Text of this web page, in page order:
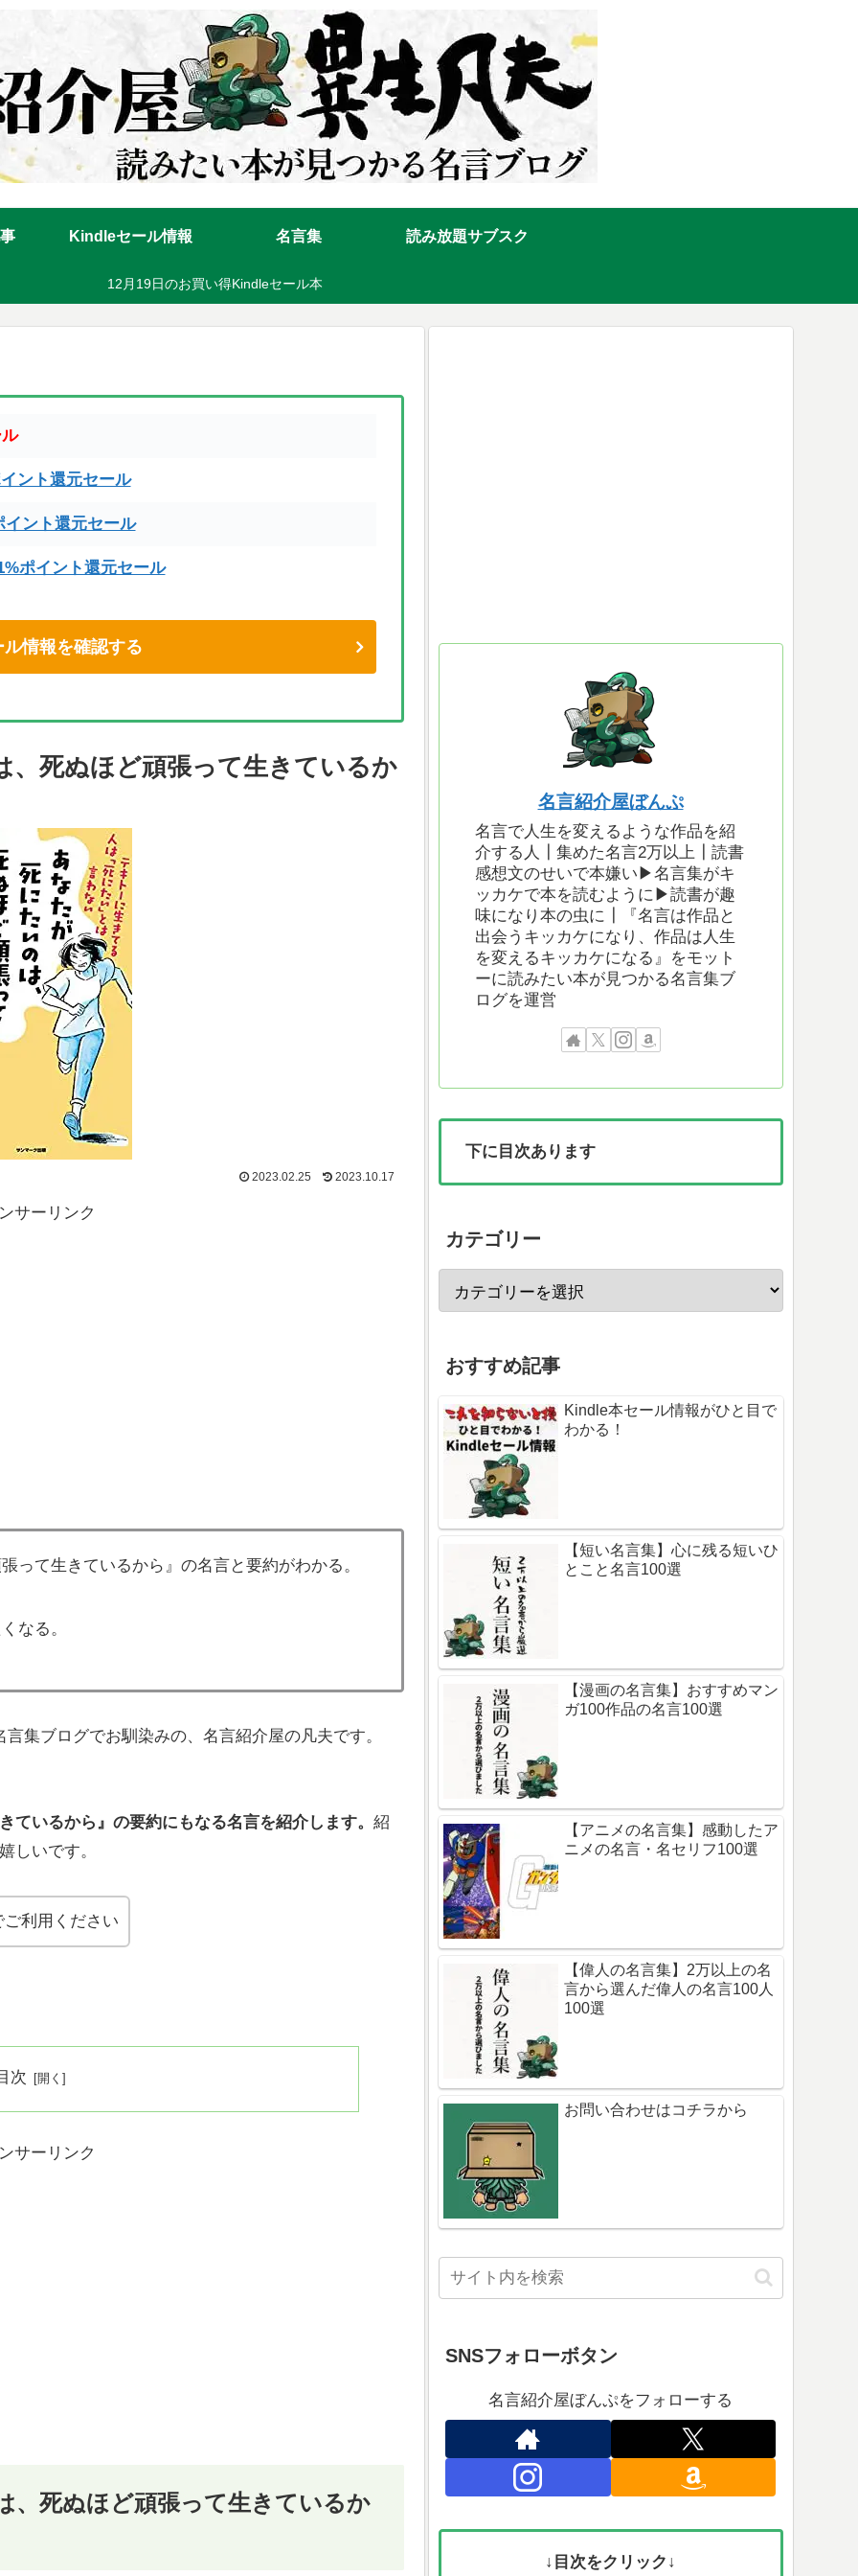
Kindleセール情報 名言集 読み放題サブスク
12月19日のお買い得Kindleセール本
ント還元セール
ント還元セール
ポイント還元セール
情報を確認する
、死ぬほど頑張って生きているか
2023.02.25 2023.10.17
サーリンク
って生きているから』の名言と要約がわかる。
なる。
集ブログでお馴染みの、名言紹介屋の凡夫です。
ているから』の要約にもなる名言を紹介します。 紹
しいです。
利用ください
次
サーリンク
、死ぬほど頑張って生きているか
名言紹介屋ぼんぷ
名言で人生を変えるような作品を紹
介する人┃集めた名言2万以上┃読書
感想文のせいで本嫌い▶︎名言集がキ
ッカケで本を読むように▶︎読書が趣
味になり本の虫に┃『名言は作品と
出会うキッカケになり、作品は人生
を変えるキッカケになる』をモット
ーに読みたい本が見つかる名言集ブ
ログを運営
下に目次あります
カテゴリー
おすすめ記事
Kindle本セール情報がひと目で
わかる！
【短い名言集】心に残る短いひ
とこと名言100選
【漫画の名言集】おすすめマン
ガ100作品の名言100選
【アニメの名言集】感動したア
ニメの名言・名セリフ100選
【偉人の名言集】2万以上の名
言から選んだ偉人の名言100人
100選
お問い合わせはコチラから
SNSフォローボタン
名言紹介屋ぼんぷをフォローする
↓目次をクリック↓